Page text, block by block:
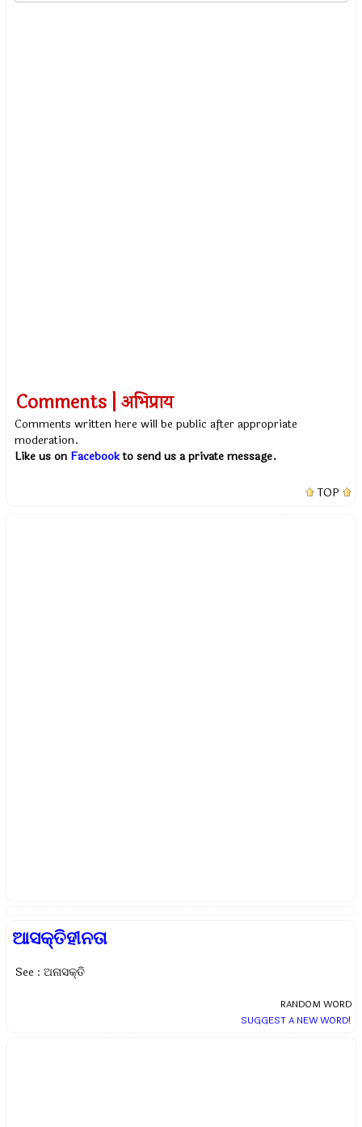
Comments | अभिप्राय
Comments written here will be public after appropriate
moderation.
Like us on Facebookto send us a private message.
TOP
ଆସକ୍ତିହୀନତା
See : ଅନାସକ୍ତି
RANDOM WORD
SUGGEST A NEW WORD!